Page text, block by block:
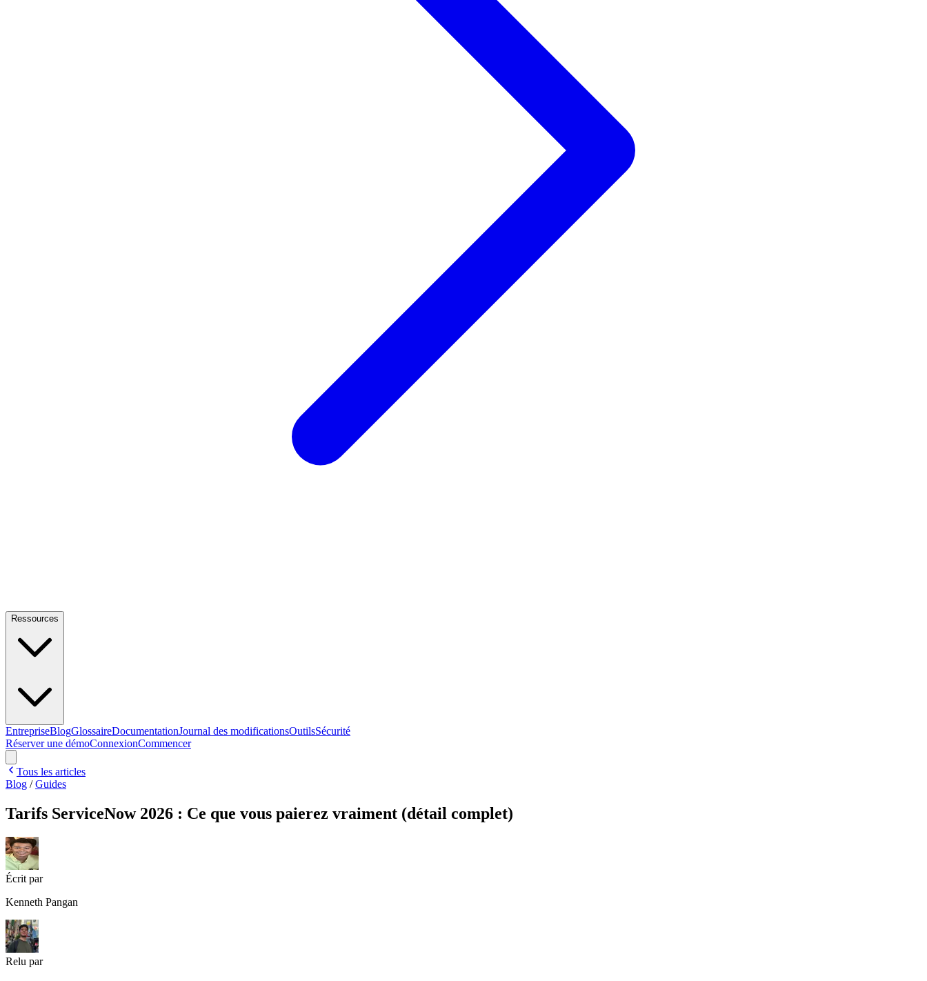
Ressources
EntrepriseBlogGlossaireDocumentationJournal des modificationsOutilsSécurité
Réserver une démoConnexionCommencer
Tous les articles
Blog /Guides
Tarifs ServiceNow 2026 : Ce que vous paierez vraiment (détail complet)
Écrit par
Kenneth Pangan
Relu par